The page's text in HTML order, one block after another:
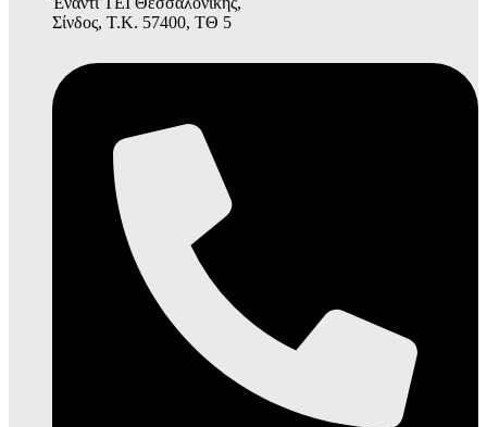
Σίνδος, Τ.Κ. 57400, ΤΘ 5